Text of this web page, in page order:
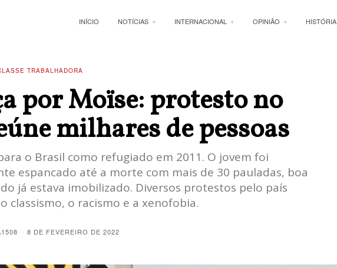
INÍCIO NOTÍCIAS INTERNACIONAL OPINIÃO HISTÓRIA
TRABALHADORA
por Moïse: protesto no
milhares de pessoas
o Brasil como refugiado em 2011. O jovem foi
espancado até a morte com mais de 30 pauladas, boa
já estava imobilizado. Diversos protestos pelo país
classismo, o racismo e a xenofobia.
8 DE FEVEREIRO DE 2022